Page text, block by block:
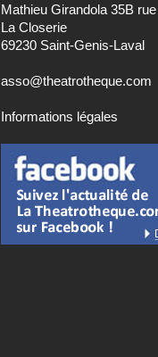
Mathieu Girandola 35B
La Closerie
69230 Saint-Genis-Laval
asso@theatrotheque.com
Informations légales